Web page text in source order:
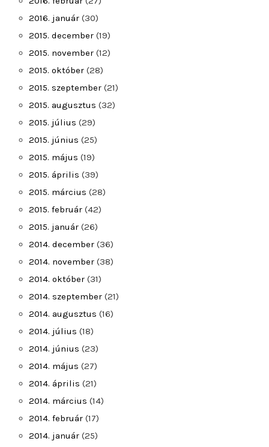
2016. január (30)
2015. december (19)
2015. november (12)
2015. október (28)
2015. szeptember (21)
2015. augusztus (32)
2015. július (29)
2015. június (25)
2015. május (19)
2015. április (39)
2015. március (28)
2015. február (42)
2015. január (26)
2014. december (36)
2014. november (38)
2014. október (31)
2014. szeptember (21)
2014. augusztus (16)
2014. július (18)
2014. június (23)
2014. május (27)
2014. április (21)
2014. március (14)
2014. február (17)
2014. január (25)